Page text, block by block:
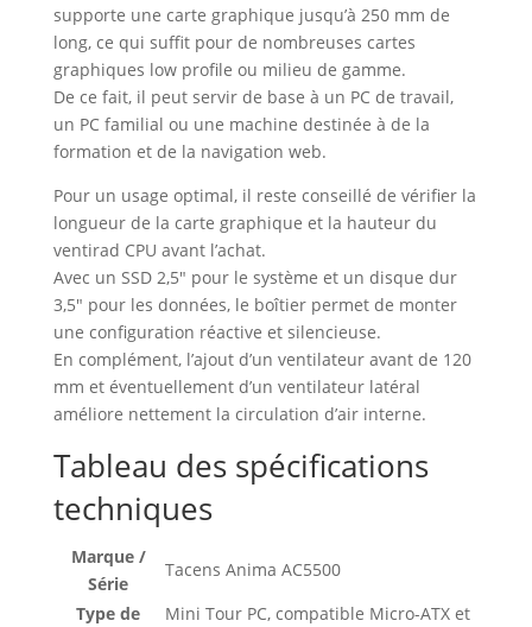
supporte une carte graphique jusqu’à 250 mm de
long, ce qui suffit pour de nombreuses cartes
graphiques low profile ou milieu de gamme.
De ce fait, il peut servir de base à un PC de travail,
un PC familial ou une machine destinée à de la
formation et de la navigation web.
Pour un usage optimal, il reste conseillé de vérifier la
longueur de la carte graphique et la hauteur du
ventirad CPU avant l’achat.
Avec un SSD 2,5″ pour le système et un disque dur
3,5″ pour les données, le boîtier permet de monter
une configuration réactive et silencieuse.
En complément, l’ajout d’un ventilateur avant de 120
mm et éventuellement d’un ventilateur latéral
améliore nettement la circulation d’air interne.
Tableau des spécifications
techniques
Marque /
Série
Tacens Anima AC5500
Type de
Mini Tour PC, compatible Micro-ATX et